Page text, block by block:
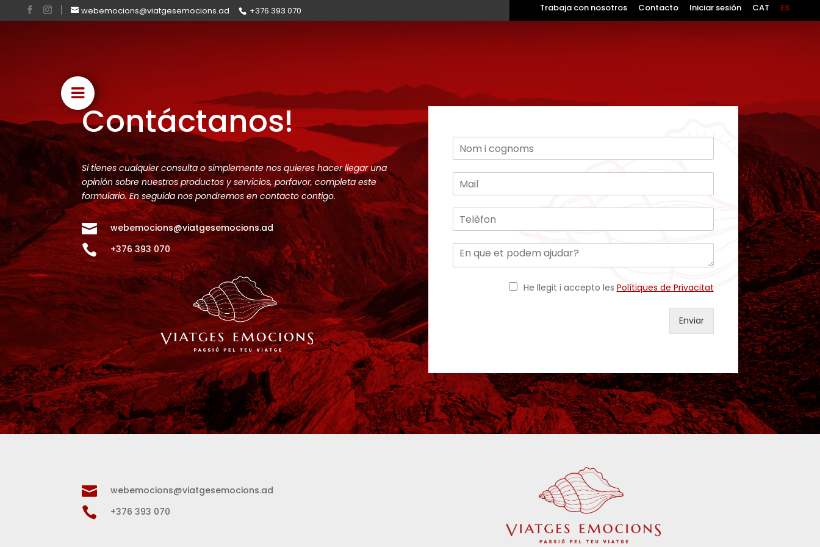
webemocions@viatgesemocions.ad +376 393 070 Trabaja con nosotros Contacto Iniciar sesión CAT ES
Contáctanos!
Si tienes cualquier consulta o simplemente nos quieres hacer llegar una
opinión sobre nuestros productos y servicios, porfavor, completa este
formulario. En seguida nos pondremos en contacto contigo.
 webemocions@viatgesemocions.ad
 +376 393 070
He llegit i accepto les Polítiques de Privacitat
Enviar
 webemocions@viatgesemocions.ad
 +376 393 070